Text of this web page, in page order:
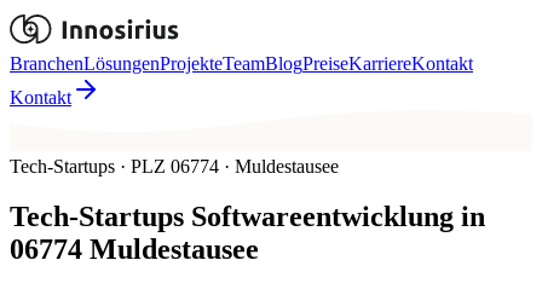
BranchenLösungenProjekteTeamBlogPreiseKarriereKontakt
Kontakt
Tech-Startups · PLZ 06774 · Muldestausee
Tech-Startups Softwareentwicklung in
06774 Muldestausee